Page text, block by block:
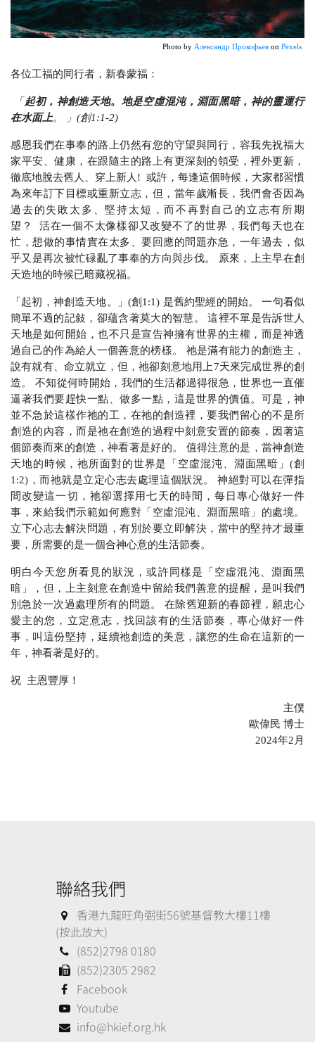
Photo by Александр Прокофьев on Pexels
各位工福的同行者，新春蒙福：
「 起初，神創造天地。地是空虛混沌，淵面黑暗，神的靈運行
在水面上。 」 (創1:1-2)
感恩我們在事奉的路上仍然有您的守望與同行，容我先祝福大
家平安、健康，在跟隨主的路上有更深刻的領受，裡外更新，
徹底地脫去舊人、穿上新人 ! 或許，每逢這個時候，大家都習慣
為來年訂下目標或重新立志，但，當年歲漸長，我們會否因為
過去的失敗太多、堅持太短，而不再對自己的立志有所期
望？
活在一個不太像樣卻又改變不了的世界，我們每天也在
忙，想做的事情實在太多、要回應的問題亦急，一年過去，似
乎又是再次被忙碌亂了事奉的方向與步伐。 原來，上主早在創
天造地的時候已暗藏祝福。
「起初，神創造天地。」(創 1:1) 是舊約聖經的開始。 一句看似
簡單不過的記敍，卻蘊含著莫大的智慧。 這裡不單是告訴世人
天地是如何開始，也不只是宣告神擁有世界的主權，而是神透
過自己的作為給人一個善意的榜樣。 祂是滿有能力的創造主，
說有就有、命立就立，但，祂卻刻意地用上 7天來完成世界的創
造。 不知從何時開始，我們的生活都過得很急，世界也一直催
逼著我們要趕快一點、做多一點，這是世界的價值。可是，神
並不急於這樣作祂的工，在祂的創造裡，要我們留心的不是所
創造的內容，而是祂在創造的過程中刻意安置的節奏，因著這
個節奏而來的創造，神看著是好的。 值得注意的是，當神創造
天地的時候，祂所面對的世界是「空虛混沌、淵面黑暗」(創
1:2) ，而祂就是立定心志去處理這個狀況。 神絕對可以在彈指
間改變這一切，祂卻選擇用七天的時間，每日專心做好一件
事，來給我們示範如何應對「空虛混沌、淵面黑暗」的處境。
立下心志去解決問題，有別於要立即解決，當中的堅持才最重
要，所需要的是一個合神心意的生活節奏。
明白今天您所看見的狀況，或許同樣是「空虛混沌、淵面黑
暗」，但，上主刻意在創造中留給我們善意的提醒，是叫我們
別急於一次過處理所有的問題。 在除舊迎新的春節裡，願忠心
愛主的您，立定意志，找回該有的生活節奏，專心做好一件
事，叫這份堅持，延續祂創造的美意，讓您的生命在這新的一
年，神看著是好的。
祝 主恩豐厚！
主僕
歐偉民 博士
2024年2 月
聯絡我們
香港九龍旺角弼街56號基督教大樓11樓
(按此放大)
(852)2798 0180
(852)2305 2982
Facebook
Youtube
info@hkief.org.hk